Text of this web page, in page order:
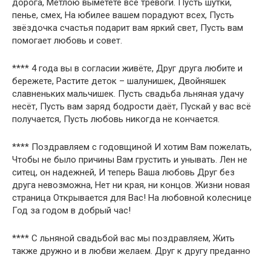
дорога, Метлою выметете все тревоги. Пусть шутки,
пенье, смех, На юбилее вашем порадуют всех, Пусть
звёздочка счастья подарит вам яркий свет, Пусть вам
помогает любовь и совет.
**** 4 года вы в согласии живёте, Друг друга любите и
бережете, Растите деток – шалунишек, Двойняшек
славненьких мальчишек. Пусть свадьба льняная удачу
несёт, Пусть вам заряд бодрости даёт, Пускай у вас всё
получается, Пусть любовь никогда не кончается.
**** Поздравляем с годовщиной И хотим Вам пожелать,
Чтобы не было причины Вам грустить и унывать. Лен не
ситец, он надежней, И теперь Ваша любовь Друг без
друга невозможна, Нет ни края, ни концов. Жизни новая
страница Открывается для Вас! На любовной колеснице
Год за годом в добрый час!
**** С льняной свадьбой вас мы поздравляем, Жить
также дружно и в любви желаем. Друг к другу преданно